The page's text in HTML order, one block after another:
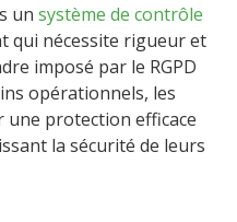
un système de contrôle
qui nécessite rigueur et
imposé par le RGPD
opérationnels, les
protection efficace
la sécurité de leurs